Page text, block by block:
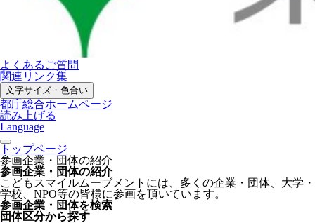
よくあるご質問
関連リンク集
文字サイズ・色合い
都庁総合ホームページ
読み上げる
Language
トップページ
参画企業・団体の紹介
参画企業・団体の紹介
こどもスマイルムーブメントには、多くの企業・団体、大学・
学校、NPO等の皆様に参画を頂いています。
参画企業・団体を検索
団体区分から探す